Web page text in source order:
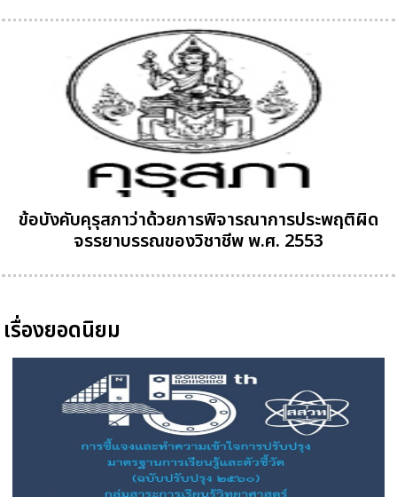
ข้อบังคับคุรุสภาว่าด้วยการพิจารณาการประพฤติผิด
จรรยาบรรณของวิชาชีพ พ.ศ. 2553
เรื่องยอดนิยม